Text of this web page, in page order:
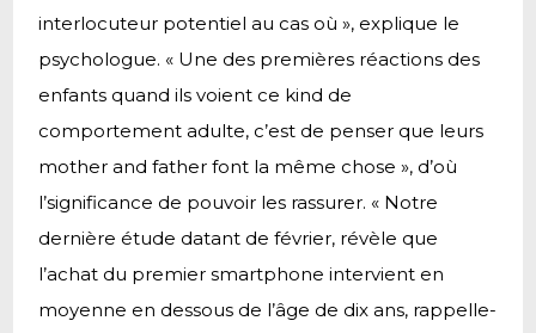
interlocuteur potentiel au cas où », explique le
psychologue. « Une des premières réactions des
enfants quand ils voient ce kind de
comportement adulte, c’est de penser que leurs
mother and father font la même chose », d’où
l’significance de pouvoir les rassurer. « Notre
dernière étude datant de février, révèle que
l’achat du premier smartphone intervient en
moyenne en dessous de l’âge de dix ans, rappelle-